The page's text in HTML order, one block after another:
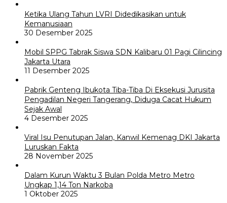
Ketika Ulang Tahun LVRI Didedikasikan untuk
Kemanusiaan
30 Desember 2025
Mobil SPPG Tabrak Siswa SDN Kalibaru 01 Pagi Cilincing
Jakarta Utara
11 Desember 2025
Pabrik Genteng Ibukota Tiba-Tiba Di Eksekusi Jurusita
Pengadilan Negeri Tangerang, Diduga Cacat Hukum
Sejak Awal
4 Desember 2025
Viral Isu Penutupan Jalan, Kanwil Kemenag DKI Jakarta
Luruskan Fakta
28 November 2025
Dalam Kurun Waktu 3 Bulan Polda Metro Metro
Ungkap 1,14 Ton Narkoba
1 Oktober 2025